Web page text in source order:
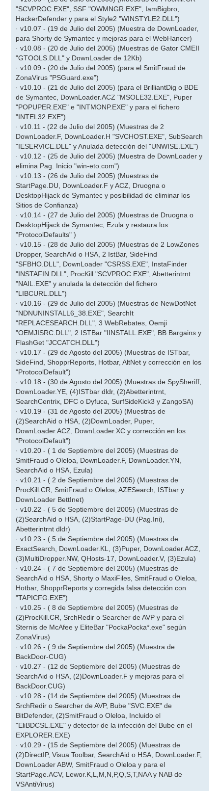
"SCVPROC.EXE", SSF "OWMNGR.EXE", IamBigbro,
HackerDefender y para el Style2 "WINSTYLE2.DLL")
· v10.07 - (19 de Julio del 2005) (Muestra de DownLoader,
para Shorty de Symantec y mejoras para el WebHancer)
· v10.08 - (20 de Julio del 2005) (Muestras de Gator CMEII
"GTOOLS.DLL" y DownLoader de 12Kb)
· v10.09 - (20 de Julio del 2005) (para el SmitFraud de
ZonaVirus "PSGuard.exe")
· v10.10 - (21 de Julio del 2005) (para el BrilliantDig o BDE
de Symantec, DownLoader.ACZ "MSOLE32.EXE", Puper
"POPUPER.EXE" e "INTMONP.EXE" y para el fichero
"INTEL32.EXE")
· v10.11 - (22 de Julio del 2005) (Muestras de 2
DownLoader.F, DownLoader.H "SVCHOST.EXE", SubSearch
"IESERVICE.DLL" y Anulada detección del "UNWISE.EXE")
· v10.12 - (25 de Julio del 2005) (Muestra de DownLoader y
elimina Pag. Inicio "win-eto.com")
· v10.13 - (26 de Julio del 2005) (Muestras de
StartPage.DU, DownLoader.F y ACZ, Druogna o
DesktopHijack de Symantec y posibilidad de eliminar los
Sitios de Confianza)
· v10.14 - (27 de Julio del 2005) (Muestras de Druogna o
DesktopHijack de Symantec, Ezula y restaura los
"ProtocolDefaults" )
· v10.15 - (28 de Julio del 2005) (Muestras de 2 LowZones
Dropper, SearchAid o HSA, 2 IstBar, SideFind
"SFBHO.DLL", DownLoader "CSRSS.EXE", InstaFinder
"INSTAFIN.DLL", ProcKill "SCVPROC.EXE", Abetterintrnt
"NAIL.EXE" y anulada la detección del fichero
"LIBCURL.DLL")
· v10.16 - (29 de Julio del 2005) (Muestras de NewDotNet
"NDNUNINSTALL6_38.EXE", SearchIt
"REPLACESEARCH.DLL", 3 WebRebates, Oemji
"OEMJISRC.DLL", 2 ISTBar "IINSTALL.EXE", BB Bargains y
FlashGet "JCCATCH.DLL")
· v10.17 - (29 de Agosto del 2005) (Muestras de ISTbar,
SideFind, ShopprReports, Hotbar, AltNet y corrección en los
"ProtocolDefault")
· v10.18 - (30 de Agosto del 2005) (Muestras de SpySheriff,
DownLoader.YE, (4)ISTbar dldr, (2)Abetterintrnt,
SearchCentrix, DFC o Dyfuca, SurfSideKick3 y ZangoSA)
· v10.19 - (31 de Agosto del 2005) (Muestras de
(2)SearchAid o HSA, (2)DownLoader, Puper,
DownLoader.ACZ, DownLoader.XC y corrección en los
"ProtocolDefault")
· v10.20 - ( 1 de Septiembre del 2005) (Muestras de
SmitFraud o Oleloa, DownLoader.F, DownLoader.YN,
SearchAid o HSA, Ezula)
· v10.21 - ( 2 de Septiembre del 2005) (Muestras de
ProcKill.CR, SmitFraud o Oleloa, AZESearch, ISTbar y
DownLoader BettInet)
· v10.22 - ( 5 de Septiembre del 2005) (Muestras de
(2)SearchAid o HSA, (2)StartPage-DU (Pag.Ini),
Abetterintrnt dldr)
· v10.23 - ( 5 de Septiembre del 2005) (Muestras de
ExactSearch, DownLoader.KL, (3)Puper, DownLoader.ACZ,
(3)MultiDropper.NW, QHosts-17, DownLoader.V, (3)Ezula)
· v10.24 - ( 7 de Septiembre del 2005) (Muestras de
SearchAid o HSA, Shorty o MaxiFiles, SmitFraud o Oleloa,
Hotbar, ShopprReports y corregida falsa detección con
"TAPICFG.EXE")
· v10.25 - ( 8 de Septiembre del 2005) (Muestras de
(2)ProcKill.CR, SrchRedir o Searcher de AVP y para el
Sternis de McAfee y EliteBar "PockaPocka*.exe" según
ZonaVirus)
· v10.26 - ( 9 de Septiembre del 2005) (Muestra de
BackDoor-CUG)
· v10.27 - (12 de Septiembre del 2005) (Muestras de
SearchAid o HSA, (2)DownLoader.F y mejoras para el
BackDoor.CUG)
· v10.28 - (14 de Septiembre del 2005) (Muestras de
SrchRedir o Searcher de AVP, Bube "SVC.EXE" de
BitDefender, (2)SmitFraud o Oleloa, Incluido el
"EliBDCSL.EXE" y detector de la infección del Bube en el
EXPLORER.EXE)
· v10.29 - (15 de Septiembre del 2005) (Muestras de
(2)DirectIP, Visua Toolbar, SearchAid o HSA, DownLoader.F,
DownLoader ABW, SmitFraud o Oleloa y para el
StartPage.ACV, Lewor.K,L,M,N,P,Q,S,T,NAA y NAB de
VSAntiVirus)